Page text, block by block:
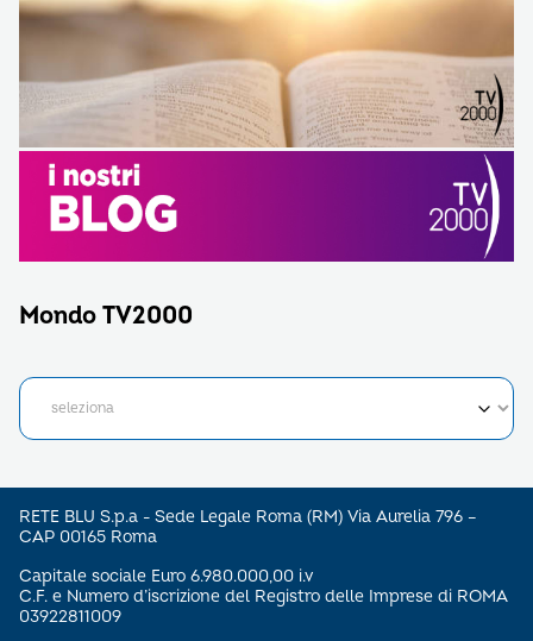
Mondo TV2000
RETE BLU S.p.a - Sede Legale Roma (RM) Via Aurelia 796 –
CAP 00165 Roma
Capitale sociale Euro 6.980.000,00 i.v
C.F. e Numero d’iscrizione del Registro delle Imprese di ROMA
03922811009